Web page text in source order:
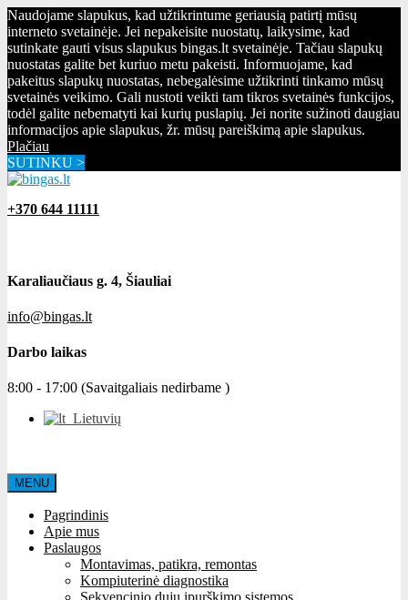
Naudojame slapukus, kad užtikrintume geriausią patirtį mūsų
interneto svetainėje. Jei nepakeisite nuostatų, laikysime, kad
sutinkate gauti visus slapukus bingas.lt svetainėje. Tačiau slapukų
nuostatas galite bet kuriuo metu pakeisti. Informuojame, kad
pakeitus slapukų nuostatas, nebegalėsime užtikrinti tinkamo mūsų
svetainės veikimo. Gali nustoti veikti tam tikros svetainės funkcijos,
todėl galite nebematyti kai kurių puslapių. Jei norite sužinoti daugiau
informacijos apie slapukus, žr. mūsų pareiškimą apie slapukus.
Plačiau
SUTINKU >
+370 644 11111
Karaliaučiaus g. 4, Šiauliai
info@bingas.lt
Darbo laikas
8:00 - 17:00 (Savaitgaliais nedirbame )
Lietuvių
MENU
Pagrindinis
Apie mus
Paslaugos
Montavimas, patikra, remontas
Kompiuterinė diagnostika